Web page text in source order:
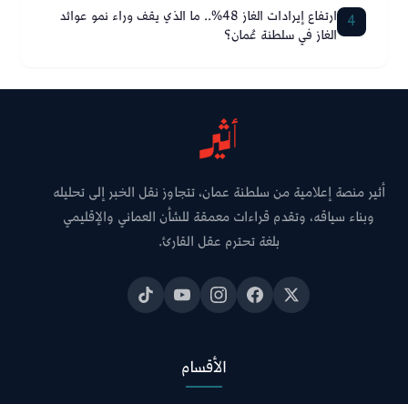
4 ارتفاع إيرادات الغاز 48%.. ما الذي يقف وراء نمو عوائد
الغاز في سلطنة عُمان؟
أثير منصة إعلامية من سلطنة عمان، تتجاوز نقل الخبر إلى تحليله
وبناء سياقه، وتقدم قراءات معمقة للشأن العماني والإقليمي
بلغة تحترم عقل القارئ.
الأقسام